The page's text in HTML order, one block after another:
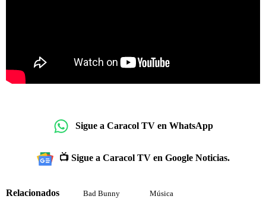
Sigue a Caracol TV en WhatsApp
📺 Sigue a Caracol TV en Google Noticias.
Relacionados Bad Bunny Música